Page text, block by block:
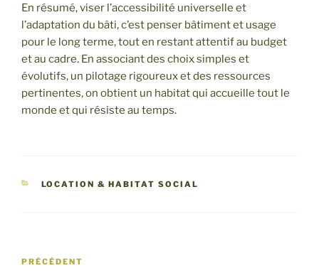
En résumé, viser l’accessibilité universelle et
l’adaptation du bâti, c’est penser bâtiment et usage
pour le long terme, tout en restant attentif au budget
et au cadre. En associant des choix simples et
évolutifs, un pilotage rigoureux et des ressources
pertinentes, on obtient un habitat qui accueille tout le
monde et qui résiste au temps.
CATÉGORIES
LOCATION & HABITAT SOCIAL
Navigation
Article
PRÉCÉDENT